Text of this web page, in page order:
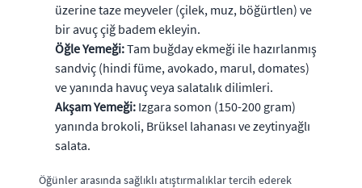
üzerine taze meyveler (çilek, muz, böğürtlen) ve
bir avuç çiğ badem ekleyin.
Öğle Yemeği:Tam buğday ekmeği ile hazırlanmış
sandviç (hindi füme, avokado, marul, domates)
ve yanında havuç veya salatalık dilimleri.
Akşam Yemeği: Izgara somon (150-200 gram)
yanında brokoli, Brüksel lahanası ve zeytinyağlı
salata.
Öğünler arasında sağlıklı atıştırmalıklar tercih ederek